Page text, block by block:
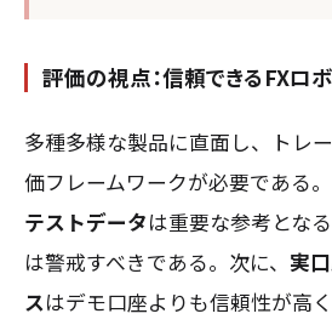
評価の視点：信頼できるFXロ
多種多様な製品に直面し、トレ
価フレームワークが必要である。
テストデータは重要な参考とな
は警戒すべきである。次に、 実
スはデモ口座よりも信頼性が高